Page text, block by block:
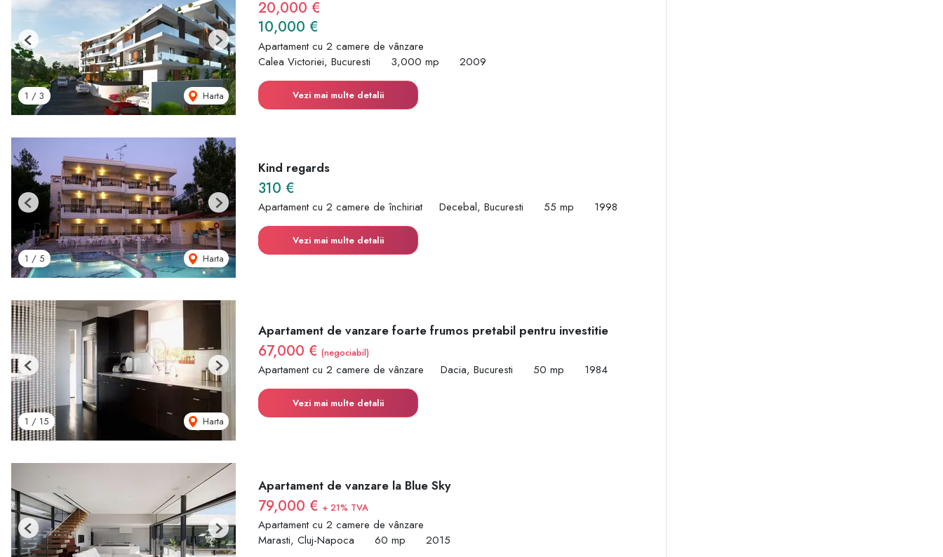
1 / 3 Harta
Previous Next
20,000 €
10,000 €
Apartament cu 2 camere de vânzare
Calea Victoriei, Bucuresti
3,000 mp 2009
Vezi mai multe detalii
1 / 5 Harta
Previous Next
Kind regards
310 €
Apartament cu 2 camere de închiriat Decebal, Bucuresti 55 mp 1998
Vezi mai multe detalii
1 / 15 Harta
Previous Next
Apartament de vanzare foarte frumos pretabil pentru investitie
67,000 € (negociabil)
Apartament cu 2 camere de vânzare Dacia, Bucuresti 50 mp 1984
Vezi mai multe detalii
Previous Next
Apartament de vanzare la Blue Sky
79,000 € + 21% TVA
Apartament cu 2 camere de vânzare
Marasti, Cluj-Napoca
60 mp 2015